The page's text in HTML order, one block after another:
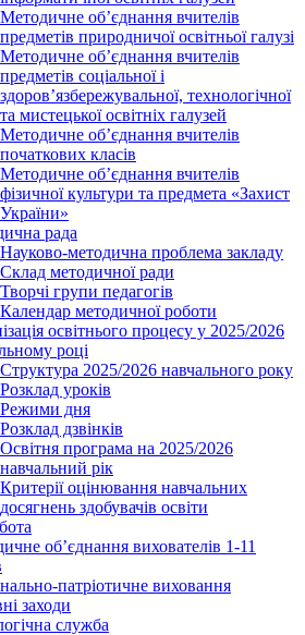
Методичне об’єднання вчителів
предметів природничої освітньої галузі
Методичне об’єднання вчителів
предметів соціальної і
здоров’язбережувальної, технологічної
та мистецької освітніх галузей
Методичне об’єднання вчителів
початкових класів
Методичне об’єднання вчителів
фізичної культури та предмета «Захист
України»
рада
Науково-методична проблема закладу
Склад методичної ради
Творчі групи педагогів
Календар методичної роботи
освітнього процесу у 2025/2026
році
Структура 2025/2026 навчального року
Розклад уроків
Режими дня
Розклад дзвінків
Освітня програма на 2025/2026
навчальний рік
Критерії оцінювання навчальних
досягнень здобувачів освіти
об’єднання вихователів 1-11
патріотичне виховання
заходи
служба